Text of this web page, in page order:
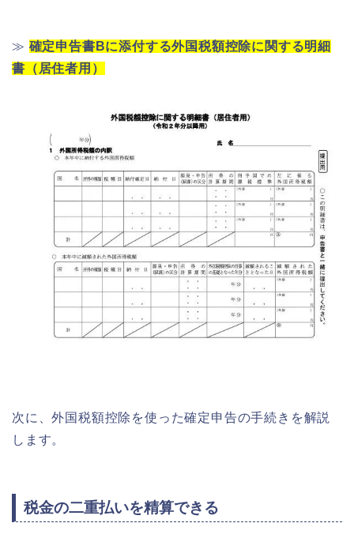
≫ 確定申告書Bに添付する外国税額控除に関する明細
書（居住者用）
次に、外国税額控除を使った確定申告の手続きを解説
します。
税金の二重払いを精算できる